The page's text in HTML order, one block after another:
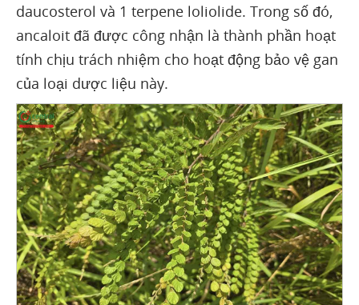
daucosterol và 1 terpene loliolide. Trong số đó,
ancaloit đã được công nhận là thành phần hoạt
tính chịu trách nhiệm cho hoạt động bảo vệ gan
của loại dược liệu này.